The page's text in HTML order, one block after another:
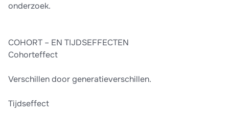
onderzoek.
COHORT – EN TIJDSEFFECTEN
Cohorteffect
Verschillen door generatieverschillen.
Tijdseffect